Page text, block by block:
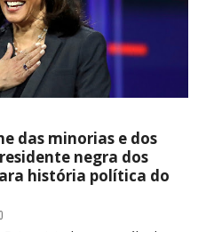
das minorias e dos
negra dos
história política do